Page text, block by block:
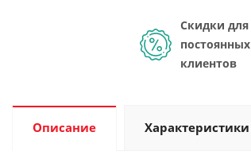
Скидки для
постоянных
клиентов
Описание Характеристики